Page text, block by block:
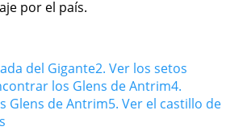
por el país.
del Gigante2. Ver los setos
los Glens de Antrim4.
Glens de Antrim5. Ver el castillo de